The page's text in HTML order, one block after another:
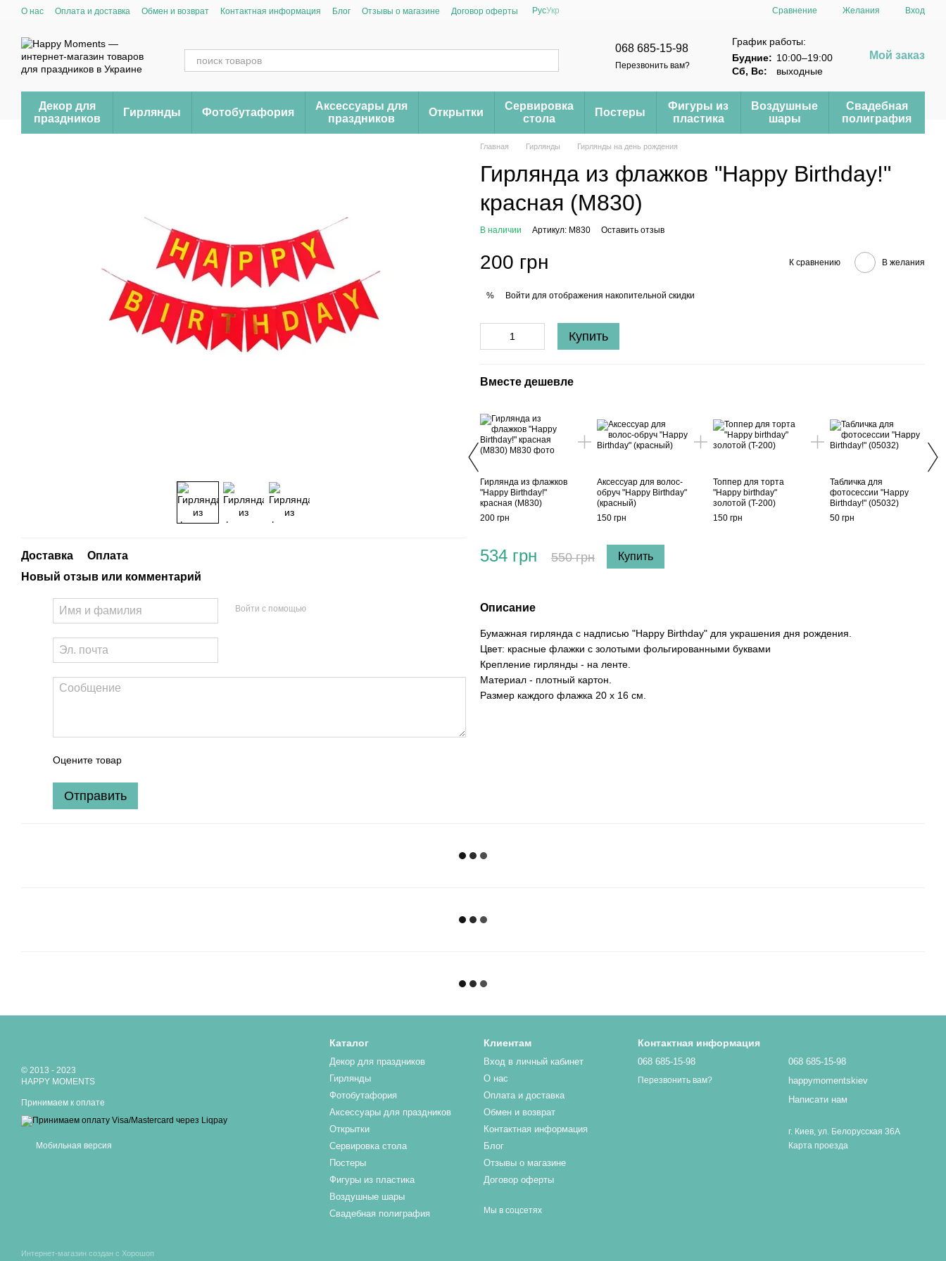
Перейти к основному контенту
О нас Оплата и доставка Обмен и возврат Контактная информация Блог Отзывы о магазине Договор оферты РусУкр Сравнение Желания Вход
068 685-15-98
Перезвонить вам?
График работы:
Будние: 10:00–19:00
Сб, Вс:
выходные
Мой заказ
Декор для
праздников
Гирлянды Фотобутафория
Аксессуары для
праздников
Открытки
Сервировка
стола
Постеры
Фигуры из
пластика
Воздушные
шары
Свадебная
полиграфия
Доставка
Оплата
Новый отзыв или комментарий
Войти с помощью
Оцените товар
Отправить
Главная Гирлянды Гирлянды на день рождения
Гирлянда из флажков "Happy Birthday!"
красная (M830)
В наличии Артикул: M830 Оставить отзыв
200 грн К сравнению В желания
% Войти для отображения накопительной скидки
Купить
Вместе дешевле
Гирлянда из флажков
"Happy Birthday!"
красная (M830)
200 грн
Аксессуар для волос-
обруч "Happy Birthday"
(красный)
150 грн
Топпер для торта
"Happy birthday"
золотой (T-200)
150 грн
Табличка для
фотосессии "Happy
Birthday!" (05032)
50 грн
534 грн 550 грн Купить
Описание
Бумажная гирлянда c надписью "Happy Birthday" для украшения дня рождения.
Цвет: красные флажки с золотыми фольгированными буквами
Крепление гирлянды - на ленте.
Материал - плотный картон.
Размер каждого флажка 20 x 16 см.
© 2013 - 2023
HAPPY MOMENTS
Принимаем к оплате
Мобильная версия
Интернет-магазин создан с Хорошоп
Каталог
Декор для праздников
Гирлянды
Фотобутафория
Аксессуары для праздников
Открытки
Сервировка стола
Постеры
Фигуры из пластика
Воздушные шары
Свадебная полиграфия
Клиентам
Вход в личный кабинет
О нас
Оплата и доставка
Обмен и возврат
Контактная информация
Блог
Отзывы о магазине
Договор оферты
Мы в соцсетях
Контактная информация
068 685-15-98
Перезвонить вам?
068 685-15-98
happymomentskiev
Написати нам
г. Киев, ул. Белорусская 36А
Карта проезда